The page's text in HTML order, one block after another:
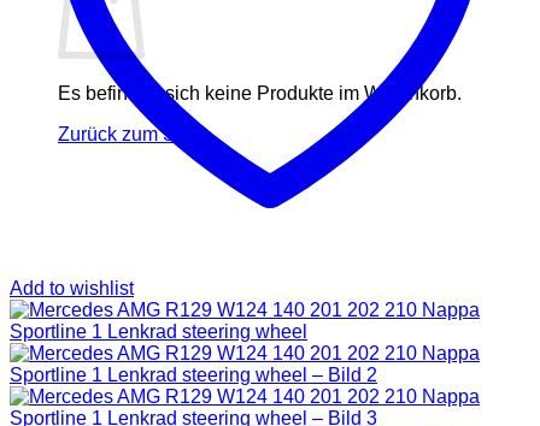
Es befinden sich keine Produkte im Warenkorb.
Zurück zum Shop
Add to wishlist